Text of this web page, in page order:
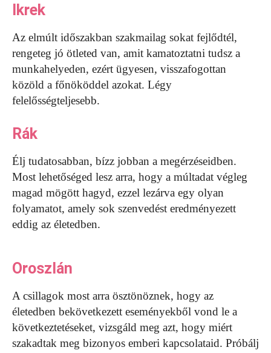
Ikrek
Az elmúlt időszakban szakmailag sokat fejlődtél,
rengeteg jó ötleted van, amit kamatoztatni tudsz a
munkahelyeden, ezért ügyesen, visszafogottan
közöld a főnököddel azokat. Légy
felelősségteljesebb.
Rák
Élj tudatosabban, bízz jobban a megérzéseidben.
Most lehetőséged lesz arra, hogy a múltadat végleg
magad mögött hagyd, ezzel lezárva egy olyan
folyamatot, amely sok szenvedést eredményezett
eddig az életedben.
Oroszlán
A csillagok most arra ösztönöznek, hogy az
életedben bekövetkezett eseményekből vond le a
következtetéseket, vizsgáld meg azt, hogy miért
szakadtak meg bizonyos emberi kapcsolataid. Próbálj